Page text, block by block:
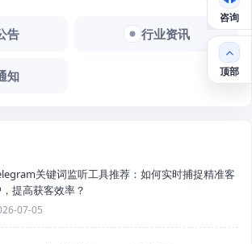
告 行业资讯
知
关键词监听工具推荐：如何实时捕捉精准客
，提高获客效率？
07-05
咨询
顶部